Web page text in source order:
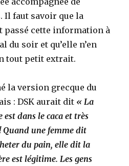
Il faut savoir que la
passé cette information à
du soir et qu’elle n’en
tout petit extrait.
la version grecque du
: DSK aurait dit « La
est dans le caca et très
Quand une femme dit
du pain, elle dit la
est légitime. Les gens